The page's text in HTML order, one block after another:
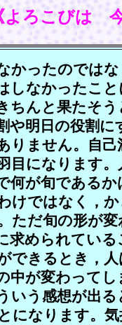
よろこびは
かったのではな
しなかったこ
ちんと果たそ
や明日の役割
りません。自
目になります
何が旬である
けではなく，
ただ旬の形が
求められている
できるとき，
中が変わって
いう感想が出
になります。